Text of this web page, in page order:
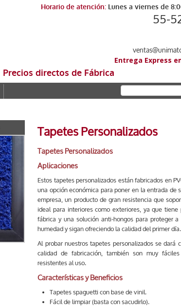
Horario de atención: Lunes a viernes de
55-
Entrega Express
Precios directos de Fábrica
Tapetes Personalizados
Tapetes Personalizados
Aplicaciones
Estos tapetes personalizados están fabricados en
una opción económica para poner en la entrada de
empresa, un producto de gran resistencia que
ideal para interiores como exteriores, ya que tiene
fábrica y una solución anti-hongos para proteger
humedad y sigan ofreciendo la calidad del primer día.
Al probar nuestros tapetes personalizados se dará
calidad de fabricación, también son muy
resistentes al uso.
Características y Beneficios
Tapetes spaguetti con base de vinil.
Fácil de limpiar (basta con sacudirlo).